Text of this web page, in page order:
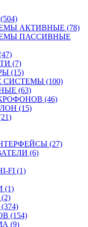
АКТИВНЫЕ (78)
ПАССИВНЫЕ
(7)
(15)
(100)
(63)
(46)
(15)
(27)
(6)
FI (1)
(1)
(154)
(9)